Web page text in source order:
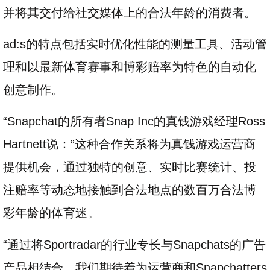
并将其交付给社交媒体上的合法年龄的消费者。
ad:s的特点包括实时优化性能的测量工具、活动管
理和以最新体育赛事和博彩赔率为特色的自动化
创意制作。
“Snapchat的所有者Snap Inc的真钱游戏经理Ross
Hartnett说：”这种合作关系将为真钱游戏运营商
提供机会，通过独特的创意、实时比赛统计、投
注赔率等动态地接触到合法地点的数百万合法博
彩年龄的体育迷。
“通过将Sportradar的行业专长与Snapchats的广告